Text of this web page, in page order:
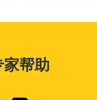
家帮助